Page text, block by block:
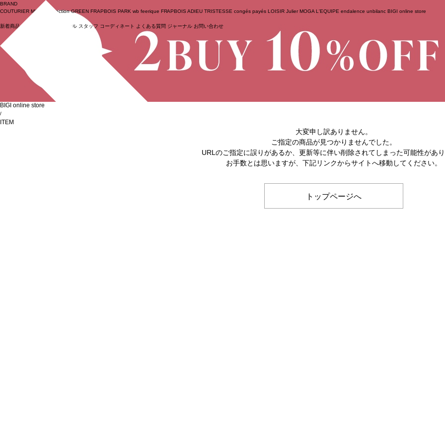
ログイン
BRAND
COUTURIER MOGA Collection GREEN FRAPBOIS PARK wb feerique FRAPBOIS ADIEU TRISTESSE congés payés LOISIR Julier MOGA L'EQUIPE endalence unbilanc BIGI online store
新着商品 (ライブ) セール スタッフ コーディネート よくある質問 ジャーナル お問い合わせ
BIGI online store
/
ITEM
大変申し訳ありません。
ご指定の商品が見つかりませんでした。
URLのご指定に誤りがあるか、更新等に伴い削除されてしまった可能性があ
お手数とは思いますが、下記リンクからサイトへ移動してください。
トップページへ